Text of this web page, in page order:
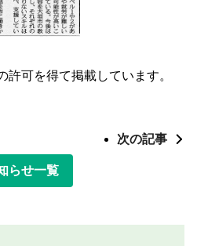
可を得て掲載しています。
次の記事
らせ一覧